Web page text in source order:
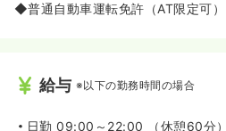
◆普通自動車運転免許（AT限定可）
給与 ※以下の勤務時間の場合
日勤 09:00～22:00 （休憩60分）